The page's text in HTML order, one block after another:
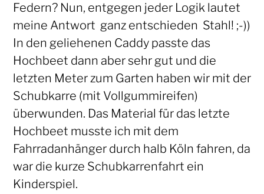
Federn? Nun, entgegen jeder Logik lautet
meine Antwort ganz entschieden Stahl! ;-))
In den geliehenen Caddy passte das
Hochbeet dann aber sehr gut und die
letzten Meter zum Garten haben wir mit der
Schubkarre (mit Vollgummireifen)
überwunden. Das Material für das letzte
Hochbeet musste ich mit dem
Fahrradanhänger durch halb Köln fahren, da
war die kurze Schubkarrenfahrt ein
Kinderspiel.